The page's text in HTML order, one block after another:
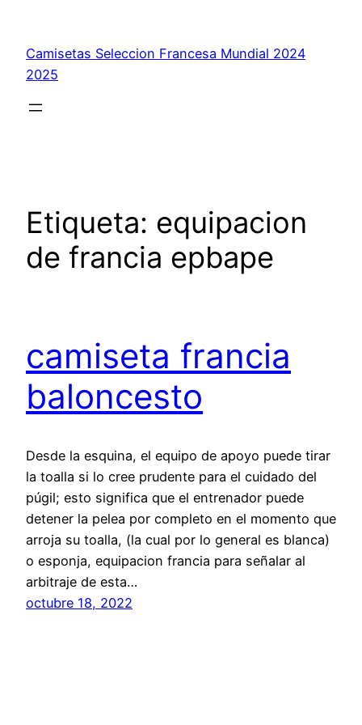
contenido
Camisetas Seleccion Francesa Mundial 2024
2025
Etiqueta: equipacion
de francia epbape
camiseta francia
baloncesto
Desde la esquina, el equipo de apoyo puede tirar
la toalla si lo cree prudente para el cuidado del
púgil; esto significa que el entrenador puede
detener la pelea por completo en el momento que
arroja su toalla, (la cual por lo general es blanca)
o esponja, equipacion francia para señalar al
arbitraje de esta…
octubre 18, 2022